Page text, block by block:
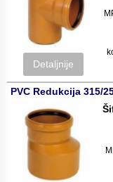
Detaljnije
PVC Redukcija 315/